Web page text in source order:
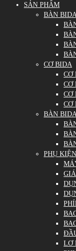
SẢN PHẨM
BÀN BIDA
CƠ BIDA
CƠ
CƠ
CƠ
CƠ
BÀN
PHỤ
LƠ